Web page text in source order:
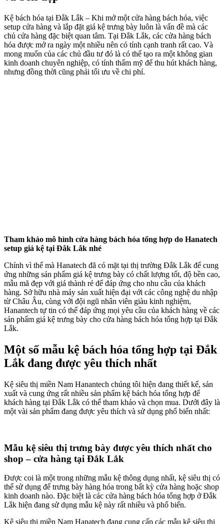
Kệ bách hóa tại Đắk Lắk – Khi mở một cửa hàng bách hóa, việc
setup cửa hàng và lắp đặt giá kệ trưng bày luôn là vấn đề mà các
chủ cửa hàng đặc biệt quan tâm. Tại Đắk Lắk, các cửa hàng bách
hóa được mở ra ngày một nhiều nên có tính cạnh tranh rất cao. Và
mong muốn của các chủ đầu tư đó là có thể tạo ra một không gian
kinh doanh chuyên nghiệp, có tính thẩm mỹ để thu hút khách hàng,
nhưng đồng thời cũng phải tối ưu về chi phí.
Tham khảo mô hình cửa hàng bách hóa tổng hợp do Hanatech
setup giá kệ tại Đắk Lắk nhé
Chính vì thế mà Hanatech đã có mặt tại thị trường Đắk Lắk để cung
ứng những sản phẩm giá kệ trưng bày có chất lượng tốt, độ bền cao,
mẫu mã đẹp với giá thành rẻ để đáp ứng cho nhu cầu của khách
hàng. Sở hữu nhà máy sản xuất hiện đại với các công nghệ du nhập
từ Châu Âu, cùng với đội ngũ nhân viên giàu kinh nghiệm,
Hanantech tự tin có thể đáp ứng mọi yêu cầu của khách hàng về các
sản phẩm giá kệ trưng bày cho cửa hàng bách hóa tổng hợp tại Đắk
Lắk.
Một số mẫu kệ bách hóa tổng hợp tại Đắk
Lắk đang được yêu thích nhất
Kệ siêu thị miền Nam Hanantech chúng tôi hiện đang thiết kế, sản
xuất và cung ứng rất nhiều sản phẩm kệ bách hóa tổng hợp để
khách hàng tại Đắk Lắk có thể tham khảo và chọn mua. Dưới đây là
một vài sản phẩm đang được yêu thích và sử dụng phổ biến nhất:
Mẫu kệ siêu thị trưng bày được yêu thích nhất cho
shop – cửa hàng tại Đắk Lắk
Được coi là một trong những mẫu kệ thông dụng nhất, kệ siêu thị có
thể sử dụng để trưng bày hàng hóa trong bất kỳ cửa hàng hoặc shop
kinh doanh nào. Đặc biệt là các cửa hàng bách hóa tổng hợp ở Đắk
Lắk hiện đang sử dụng mẫu kệ này rất nhiều và phổ biến.
Kệ siêu thị miền Nam Hanatech đang cung cấp các mẫu kệ siêu thị